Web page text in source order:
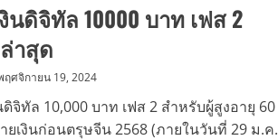
ยน-
ยน
นดิจิทัล 10000 บาท เฟส 2
าสุด
ฤศจิกายน 19, 2024
จิทัล 10,000 บาท เฟส 2 สำหรับผู้สูงอายุ 60
เงินก่อนตรุษจีน 2568 (ภายในวันที่ 29 ม.ค.